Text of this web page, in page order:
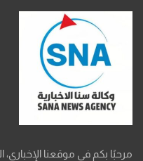
مرحبًا بكم في موقعنا الإخباري،